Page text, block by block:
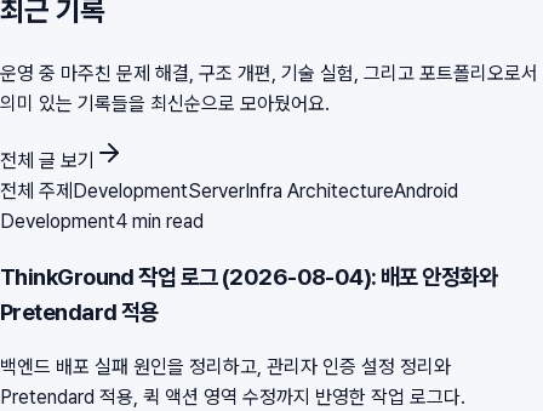
최근 기록
운영 중 마주친 문제 해결, 구조 개편, 기술 실험, 그리고 포트폴리오로서
의미 있는 기록들을 최신순으로 모아뒀어요.
전체 글 보기
전체 주제DevelopmentServerInfra ArchitectureAndroid
Development4 min read
ThinkGround 작업 로그 (2026-08-04): 배포 안정화와
Pretendard 적용
백엔드 배포 실패 원인을 정리하고, 관리자 인증 설정 정리와
Pretendard 적용, 퀵 액션 영역 수정까지 반영한 작업 로그다.